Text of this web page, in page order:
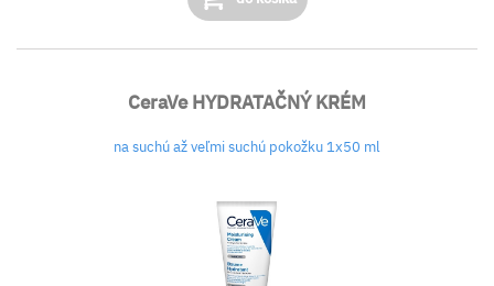
CeraVe HYDRATAČNÝ KRÉM
na suchú až veľmi suchú pokožku 1x50 ml